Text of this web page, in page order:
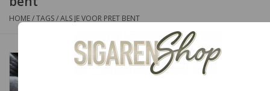
Shag accessoires
Headshop
HOME/TAGS/ALS JE VOOR PRET BENT